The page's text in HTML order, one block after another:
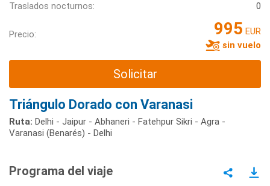
Traslados nocturnos:
0
Precio: 995 EUR
sin vuelo
Solicitar
Triángulo Dorado con Varanasi
Ruta: Delhi - Jaipur - Abhaneri - Fatehpur Sikri - Agra -
Varanasi (Benarés) - Delhi
Programa del viaje